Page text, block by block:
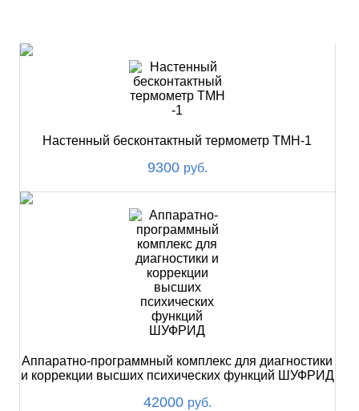
Настенный бесконтактный термометр ТМН-1
9300 руб.
Аппаратно-программный комплекс для диагностики
и коррекции высших психических функций ШУФРИД
42000 руб.